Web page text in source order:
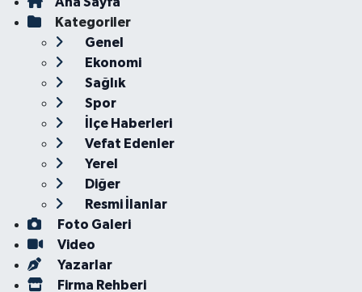
Kategoriler
Genel
Ekonomi
Sağlık
Spor
İlçe Haberleri
Vefat Edenler
Yerel
Diğer
Resmi İlanlar
Foto Galeri
Video
Yazarlar
Firma Rehberi